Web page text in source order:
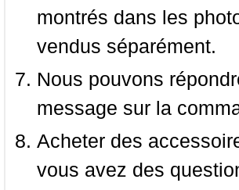
montrés dans les
vendus séparément.
Nous pouvons
message sur la
Acheter des
vous avez des